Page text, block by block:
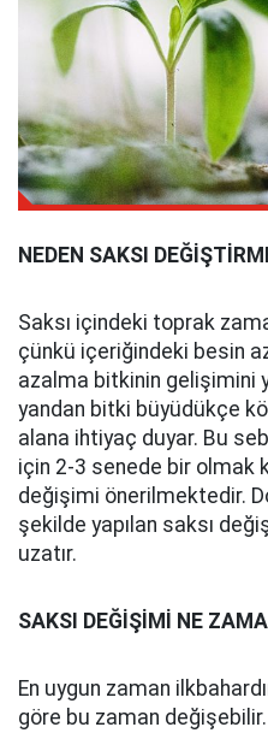
NEDEN SAKSI
Saksı içindeki toprak
çünkü içeriğindeki besin
azalma bitkinin gelişimini
yandan bitki büyüdükçe
alana ihtiyaç duyar. Bu
için 2-3 senede bir olmak
değişimi önerilmektedir.
şekilde yapılan saksı
uzatır.
SAKSI DEĞİŞİMİ NE
En uygun zaman
göre bu zaman değişebilir.